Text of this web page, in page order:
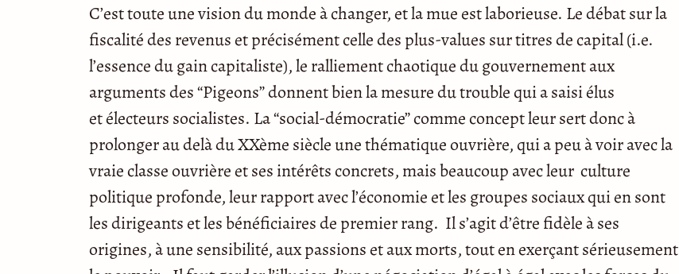
C’est toute une vision du monde à changer, et la mue est laborieuse. Le débat sur la
fiscalité des revenus et précisément celle des plus-values sur titres de capital (i.e.
l’essence du gain capitaliste), le ralliement chaotique du gouvernement aux
arguments des “Pigeons” donnent bien la mesure du trouble qui a saisi élus
et électeurs socialistes. La “social-démocratie” comme concept leur sert donc à
prolonger au delà du XXème siècle une thématique ouvrière, qui a peu à voir avec la
vraie classe ouvrière et ses intérêts concrets, mais beaucoup avec leur culture
politique profonde, leur rapport avec l’économie et les groupes sociaux qui en sont
les dirigeants et les bénéficiaires de premier rang. Il s’agit d’être fidèle à ses
origines, à une sensibilité, aux passions et aux morts, tout en exerçant sérieusement